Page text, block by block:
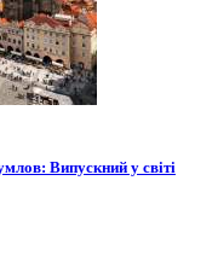
Випускний у світі